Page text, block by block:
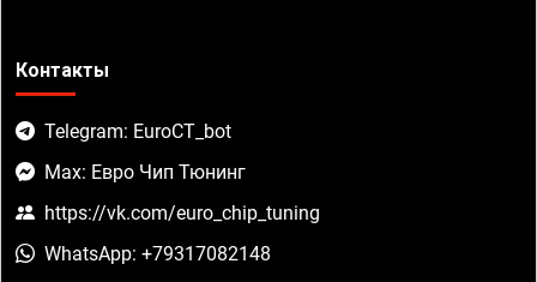
Контакты
Telegram: EuroCT_bot
Max: Евро Чип Тюнинг
https://vk.com/euro_chip_tuning
WhatsApp: +79317082148